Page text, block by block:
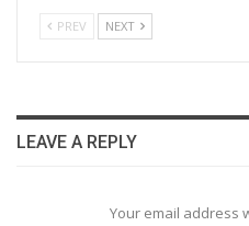
PREV NEXT
LEAVE A REPLY
Your email address